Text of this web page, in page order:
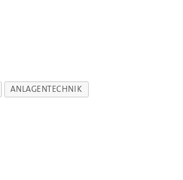
ANLAGENTECHNIK